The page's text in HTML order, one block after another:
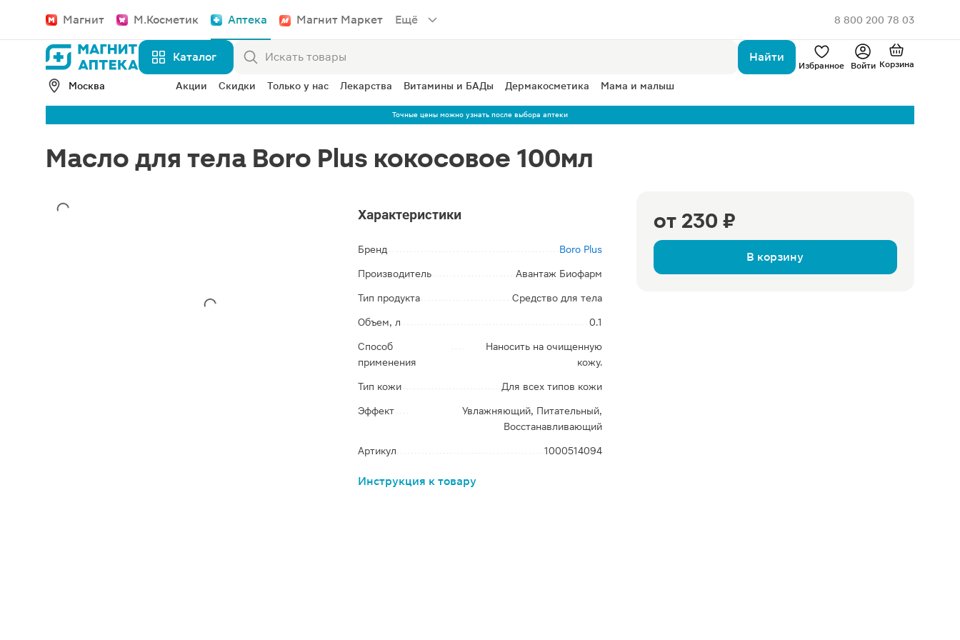
Магнит М.Косметик Аптека Магнит Маркет Ещё 8 800 200 78 03
Каталог Найти
Избранное Войти Корзина
Москва Акции Скидки Только у нас Лекарства Витамины и БАДы Дермакосметика Мама и малыш
Точные цены можно узнать после выбора аптеки
Масло для тела Boro Plus кокосовое 100мл
от 230 ₽
В корзину
Характеристики
Бренд Boro Plus
Производитель Авантаж Биофарм
Тип продукта Средство для тела
Объем, л 0.1
Способ
применения
Наносить на очищенную
кожу.
Тип кожи Для всех типов кожи
Эффект
Увлажняющий, Питательный,
Восстанавливающий
Артикул 1000514094
Инструкция к товару